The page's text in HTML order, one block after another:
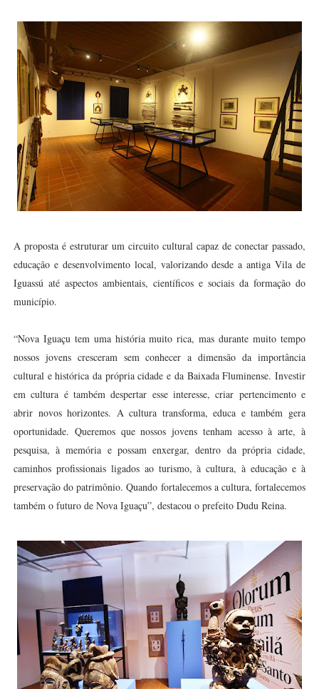
A proposta é estruturar um circuito cultural capaz de conectar passado,
educação e desenvolvimento local, valorizando desde a antiga Vila de
Iguassú até aspectos ambientais, científicos e sociais da formação do
município.
“Nova Iguaçu tem uma história muito rica, mas durante muito tempo
nossos jovens cresceram sem conhecer a dimensão da importância
cultural e histórica da própria cidade e da Baixada Fluminense. Investir
em cultura é também despertar esse interesse, criar pertencimento e
abrir novos horizontes. A cultura transforma, educa e também gera
oportunidade. Queremos que nossos jovens tenham acesso à arte, à
pesquisa, à memória e possam enxergar, dentro da própria cidade,
caminhos profissionais ligados ao turismo, à cultura, à educação e à
preservação do patrimônio. Quando fortalecemos a cultura, fortalecemos
também o futuro de Nova Iguaçu”, destacou o prefeito Dudu Reina.